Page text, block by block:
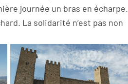
journée un bras en écharpe.
La solidarité n’est pas non